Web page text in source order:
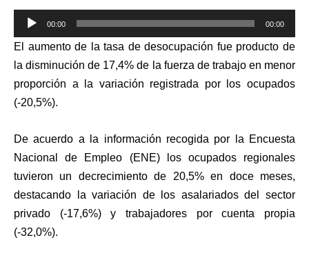
Reproductor
de
audio
00:00 00:00
El aumento de la tasa de desocupación fue producto de
la disminución de 17,4% de la fuerza de trabajo en menor
proporción a la variación registrada por los ocupados
(-20,5%).
De acuerdo a la información recogida por la Encuesta
Nacional de Empleo (ENE) los ocupados regionales
tuvieron un decrecimiento de 20,5% en doce meses,
destacando la variación de los asalariados del sector
privado (-17,6%) y trabajadores por cuenta propia
(-32,0%).